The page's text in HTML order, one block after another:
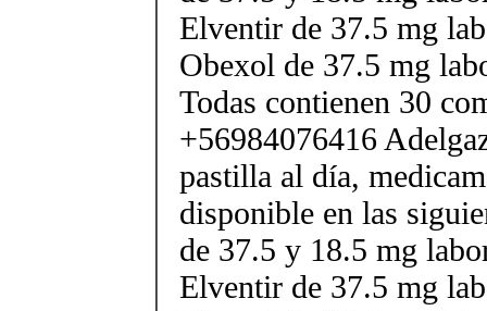
Elventir de 37.5 mg
Obexol de 37.5 mg
Todas contienen 30
+56984076416
pastilla al día,
disponible en las
de 37.5 y 18.5 mg
Elventir de 37.5 mg